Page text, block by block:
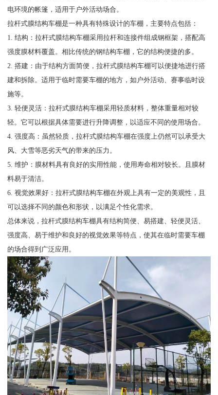
电环境的帐篷，适用于户外活动场合。
拉杆式膜结构车棚是一种具有特殊设计的车棚，主要特点包括：
1. 结构：拉杆式膜结构车棚采用拉杆和连接件组成钢框架，搭配高
强度膜材料覆盖。相比传统的钢结构车棚，它的结构便捷的多。
2. 搭建：由于结构方面简便，拉杆式膜结构车棚可以便捷地进行搭
建和拆除。适用于临时需要车棚的地方，如户外活动、赛事临时设
施等。
3. 轻便灵活：拉杆式膜结构车棚采用轻质材料，整体重量相对较
轻。它可以根据具体需要进行升降调整，以适应不同的使用场合。
4. 强度高：虽然轻质，拉杆式膜结构车棚在强度上仍然可以承受大
风、大雪等恶劣天气的带来的压力。
5. 维护：膜材料具有良好的实用性能，使用寿命相对较长。且膜材
料易于清洁。
6. 视觉效果好：拉杆式膜结构车棚在外观上具有一定的美观性，且
可以选择不同的颜色和形状，以满足个性化需求。
总体来说，拉杆式膜结构车棚具有结构简便、易搭建、轻便灵活、
强度高、易于维护和良好的视觉效果等特点，使其在临时需要车棚
的场合得到广泛应用。